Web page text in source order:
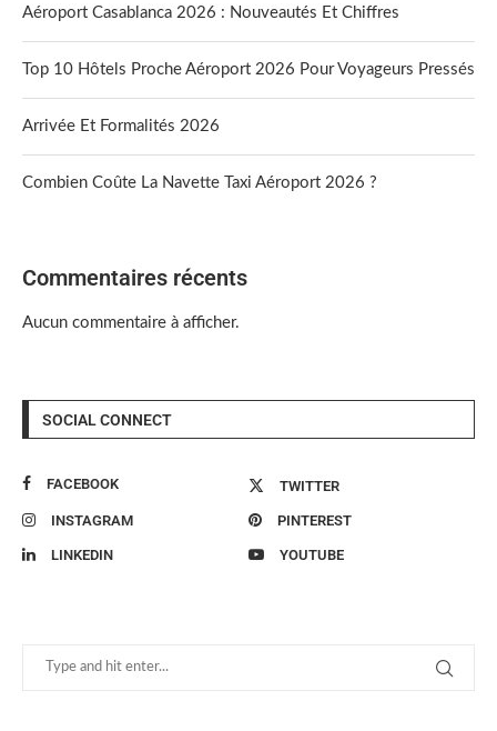
Aéroport Casablanca 2026 : Nouveautés Et Chiffres
Top 10 Hôtels Proche Aéroport 2026 Pour Voyageurs Pressés
Arrivée Et Formalités 2026
Combien Coûte La Navette Taxi Aéroport 2026 ?
Commentaires récents
Aucun commentaire à afficher.
SOCIAL CONNECT
FACEBOOK TWITTER
INSTAGRAM PINTEREST
LINKEDIN YOUTUBE